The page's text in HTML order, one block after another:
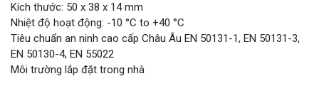
Kích thước: 50 x 38 x 14 mm
Nhiệt độ hoạt động: -10 °C to +40 °C
Tiêu chuẩn an ninh cao cấp Châu Âu EN 50131-1, EN 50131-3,
EN 50130-4, EN 55022
Môi trường lắp đặt trong nhà